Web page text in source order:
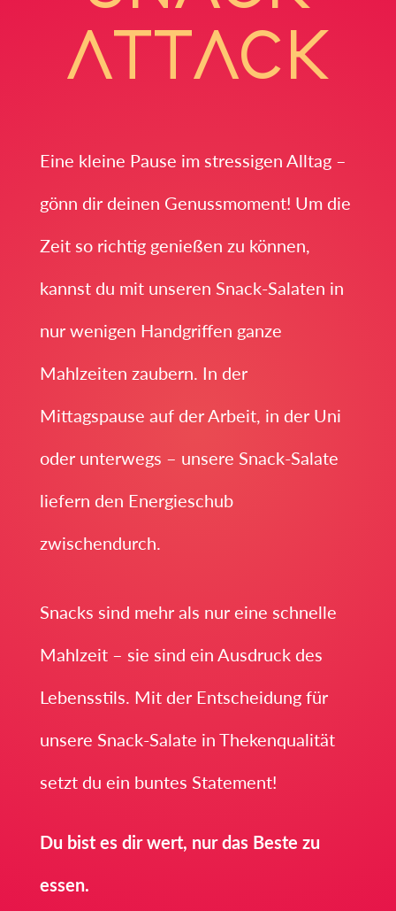
ATTACK
Eine kleine Pause im stressigen Alltag –
gönn dir deinen Genussmoment! Um die
Zeit so richtig genießen zu können,
kannst du mit unseren Snack-Salaten in
nur wenigen Handgriffen ganze
Mahlzeiten zaubern. In der
Mittagspause auf der Arbeit, in der Uni
oder unterwegs – unsere Snack-Salate
liefern den Energieschub
zwischendurch.
Snacks sind mehr als nur eine schnelle
Mahlzeit – sie sind ein Ausdruck des
Lebensstils. Mit der Entscheidung für
unsere Snack-Salate in Thekenqualität
setzt du ein buntes Statement!
Du bist es dir wert, nur das Beste zu
essen.